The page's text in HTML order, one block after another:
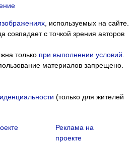
, используемых на сайте.
совпадает с точкой зрения авторов
только при выполнении условий
материалов запрещено.
(только для жителей
Реклама на
проекте